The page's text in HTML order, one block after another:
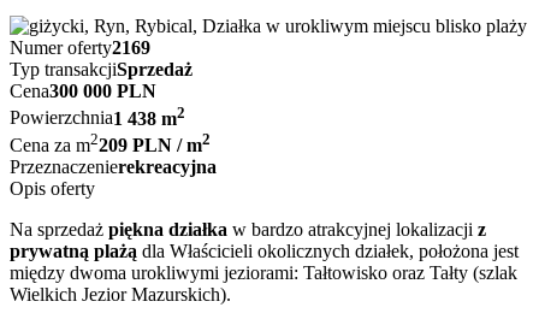
Numer oferty2169
Typ transakcjiSprzedaż
Cena300 000 PLN
Powierzchnia1 438 m2
Cena za m2209 PLN / m2
Przeznaczenierekreacyjna
Opis oferty
Na sprzedaż piękna działka w bardzo atrakcyjnej lokalizacji z
prywatną plażą dla Właścicieli okolicznych działek, położona jest
między dwoma urokliwymi jeziorami: Tałtowisko oraz Tałty (szlak
Wielkich Jezior Mazurskich).